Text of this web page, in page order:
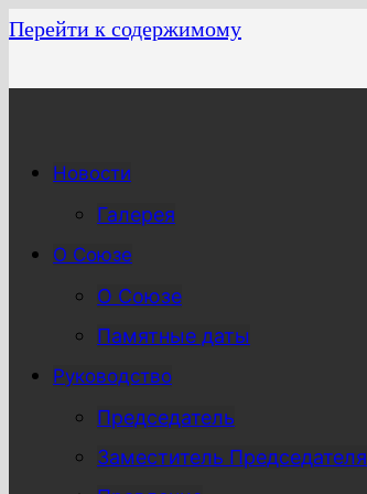
Перейти к содержимому
Новости
Галерея
О Союзе
О Союзе
Памятные даты
Руководство
Председатель
Заместитель Председателя